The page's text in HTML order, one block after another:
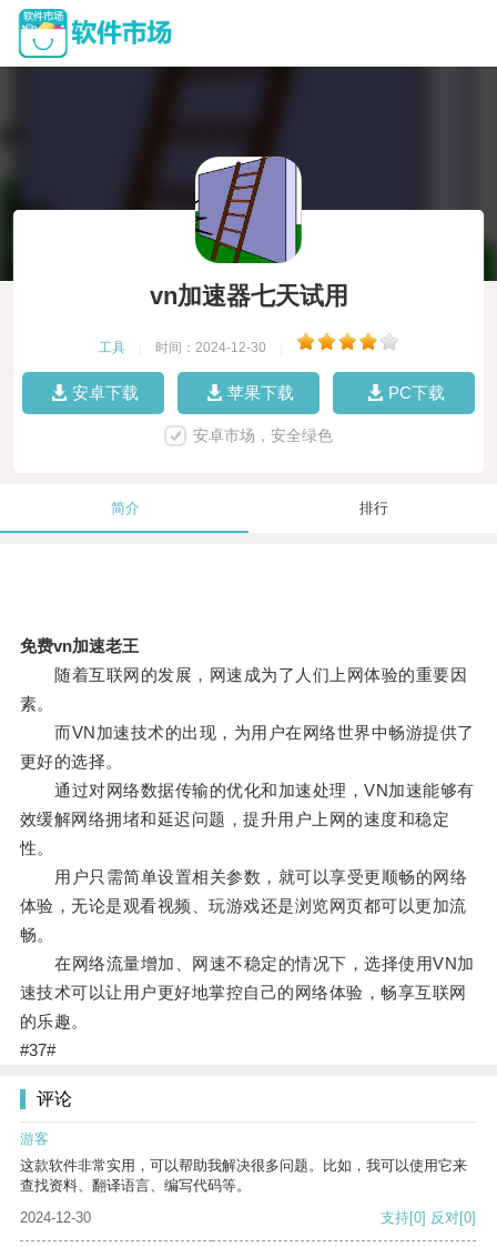
vn加速器七天试用
工具 时间：2024-12-30
安卓下载 苹果下载 PC下载
安卓市场，安全绿色
简介 排行
免费vn加速老王
随着互联网的发展，网速成为了人们上网体验的重要因
素。
而VN加速技术的出现，为用户在网络世界中畅游提供了
更好的选择。
通过对网络数据传输的优化和加速处理，VN加速能够有
效缓解网络拥堵和延迟问题，提升用户上网的速度和稳定
性。
用户只需简单设置相关参数，就可以享受更顺畅的网络
体验，无论是观看视频、玩游戏还是浏览网页都可以更加流
畅。
在网络流量增加、网速不稳定的情况下，选择使用VN加
速技术可以让用户更好地掌控自己的网络体验，畅享互联网
的乐趣。
#37#
评论
游客
这款软件非常实用，可以帮助我解决很多问题。比如，我可以使用它来
查找资料、翻译语言、编写代码等。
2024-12-30
支持[0] 反对[0]